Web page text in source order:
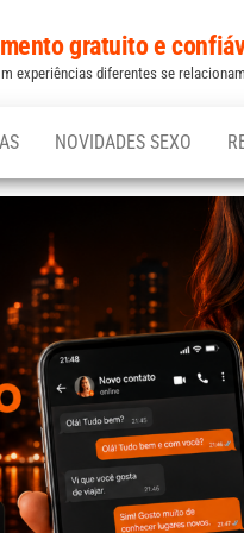
gratuito e
experiências diferentes se relacionam
NOVIDADES SEXO